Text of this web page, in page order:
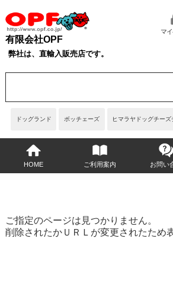
有限会社OPF
弊社は、直輸入販売店です。
ドッグランド ボッチェーズ ヒマラヤドッグチーズ
マ
HOME ご利用案内 お問い
ご指定のページは見つかりません。
削除されたかＵＲＬが変更されたため